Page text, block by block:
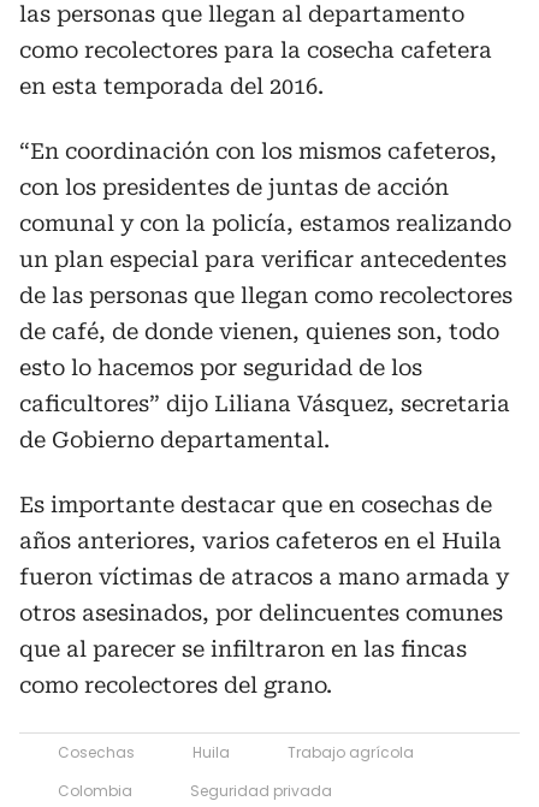
las personas que llegan al departamento
como recolectores para la cosecha cafetera
en esta temporada del 2016.
“En coordinación con los mismos cafeteros,
con los presidentes de juntas de acción
comunal y con la policía, estamos realizando
un plan especial para verificar antecedentes
de las personas que llegan como recolectores
de café, de donde vienen, quienes son, todo
esto lo hacemos por seguridad de los
caficultores” dijo Liliana Vásquez, secretaria
de Gobierno departamental.
Es importante destacar que en cosechas de
años anteriores, varios cafeteros en el Huila
fueron víctimas de atracos a mano armada y
otros asesinados, por delincuentes comunes
que al parecer se infiltraron en las fincas
como recolectores del grano.
Cosechas Huila
Trabajo agrícola
Colombia
Seguridad privada